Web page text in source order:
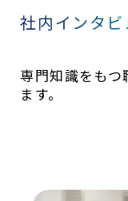
社内インタビ
専門知識をもつ
ます。